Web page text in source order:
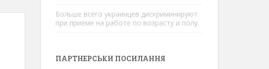
Больше всего украинцев дискриминируют
при приеме на работе по возрасту и полу
ПАРТНЕРСЬКИ ПОСИЛАННЯ